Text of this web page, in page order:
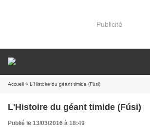
Publicité
Accueil » L'Histoire du géant timide (Fúsi)
L'Histoire du géant timide (Fúsi)
Publié le 13/03/2016 à 18:49